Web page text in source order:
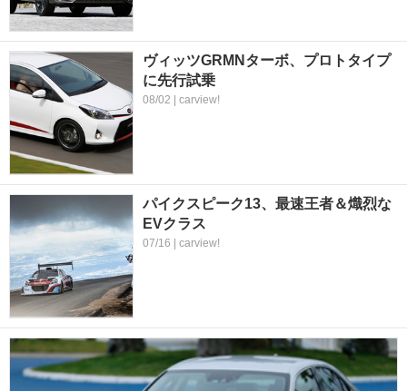
ヴィッツGRMNターボ、プロトタイプ
に先行試乗
08/02 | carview!
パイクスピーク13、最速王者＆熾烈な
EVクラス
07/16 | carview!